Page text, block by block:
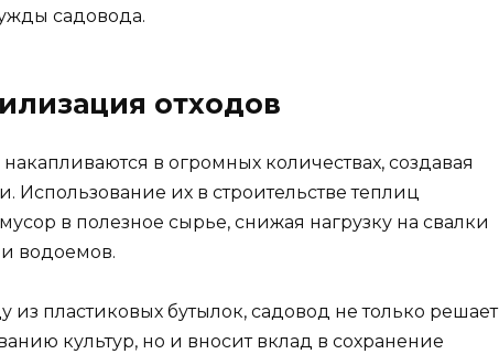
садовода.
отходов
в огромных количествах, создавая
Использование их в строительстве теплиц
в полезное сырье, снижая нагрузку на свалки
водоемов.
из пластиковых бутылок, садовод не только решает
культур, но и вносит вклад в сохранение